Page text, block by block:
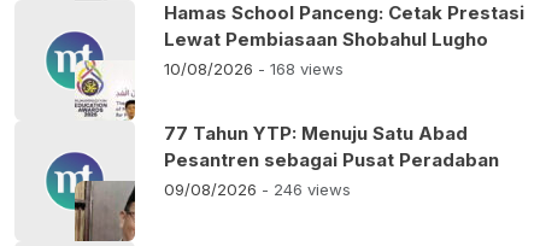
Hamas School Panceng: Cetak Prestasi
Lewat Pembiasaan Shobahul Lugho
10/08/2026 - 168 views
77 Tahun YTP: Menuju Satu Abad
Pesantren sebagai Pusat Peradaban
09/08/2026 - 246 views